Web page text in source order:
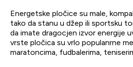
Energetske pločice su male,
tako da stanu u džep ili sportsku
da imate dragocjen izvor energije
vrste pločica su vrlo populanrne
maratoncima, fudbalerima,